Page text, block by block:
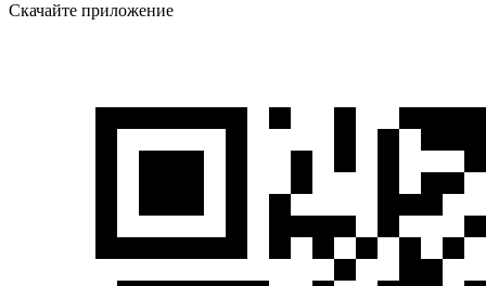
Скачайте приложение